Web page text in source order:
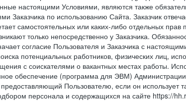
настоящими Условиями, являются также
Заказчика по использованию Сайта. Заказчик
самостоятельных или каких-либо отдельных
только непосредственно у Заказчика.
согласие Пользователя и Заказчика с
потенциальных работников, физических лиц,
с соискателями о вакантных местах работы.
обеспечение (программа для ЭВМ)
Пользователю, если он использует
персонала и содержащихся на сайте https://